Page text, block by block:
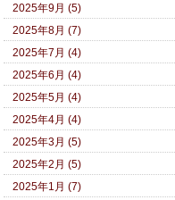
2025年9月 (5)
2025年8月 (7)
2025年7月 (4)
2025年6月 (4)
2025年5月 (4)
2025年4月 (4)
2025年3月 (5)
2025年2月 (5)
2025年1月 (7)